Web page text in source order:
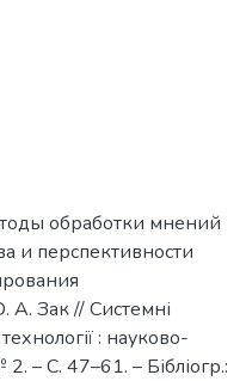
обработки мнений
и перспективности
Зак // Системні
: науково-
– С. 47–61. – Бібліогр.: